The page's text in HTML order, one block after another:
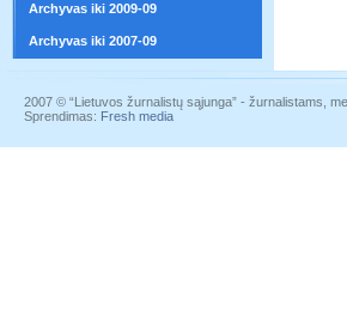
Archyvas iki 2009-09
Archyvas iki 2007-09
2007 © “Lietuvos žurnalistų sąjunga” - žurnalistams,
Sprendimas: Fresh media